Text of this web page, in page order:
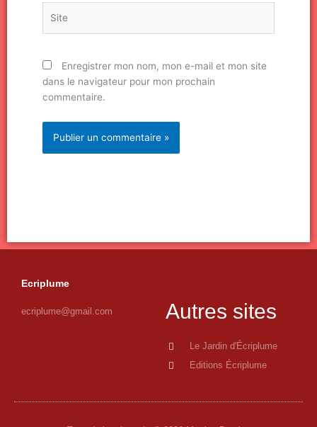
Enregistrer mon nom, mon e-mail et mon site
dans le navigateur pour mon prochain
commentaire.
Ecriplume
ecriplume@gmail.com Autres sites
Le Jardin d'Écriplume
Editions Écriplume